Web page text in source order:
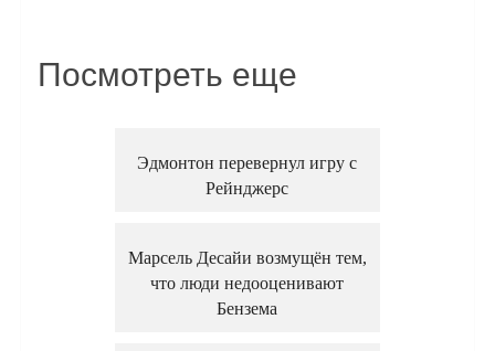
Посмотреть еще
Эдмонтон перевернул игру с
Рейнджерс
Марсель Десайи возмущён тем,
что люди недооценивают
Бензема